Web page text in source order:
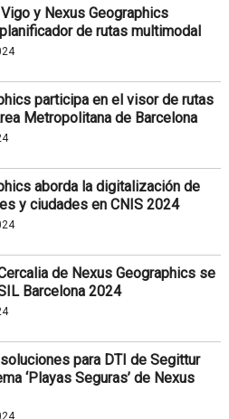
y Nexus Geographics
de rutas multimodal
participa en el visor de rutas
Metropolitana de Barcelona
aborda la digitalización de
y ciudades en CNIS 2024
de Nexus Geographics se
Barcelona 2024
para DTI de Segittur
‘Playas Seguras’ de Nexus